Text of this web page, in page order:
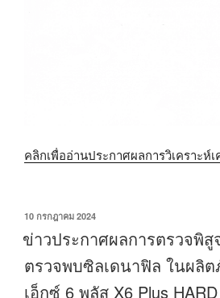
คลิกเพื่ออ่านประกาศผลการวิเคราะห์เ
เขียน
วัน
ที่
10 กรกฎาคม 2024
ข่าวประกาศผลการตรวจพิสู
ตรวจพบซิลเดนาฟิล ในผลิ
เอ็กซ์ 6 พลัส X6 Plus